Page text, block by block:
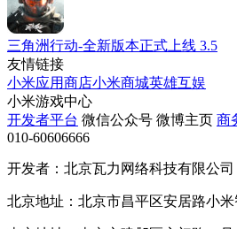
三角洲行动-全新版本正式上线 3.5
友情链接
小米应用商店小米商城英雄互娱
小米游戏中心
开发者平台 微信公众号 微博主页 商
010-60606666
开发者：北京瓦力网络科技有限公司
北京地址：北京市昌平区安居路小米